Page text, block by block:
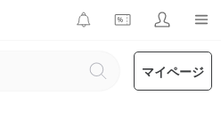
マイページ